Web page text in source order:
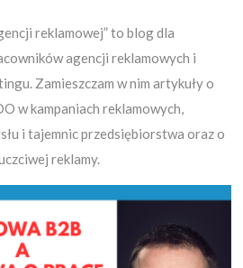
reklamowej” to blog dla
agencji reklamowych i
Zamieszczam w nim artykuły o
w kampaniach reklamowych,
i tajemnic przedsiębiorstwa oraz o
reklamy.